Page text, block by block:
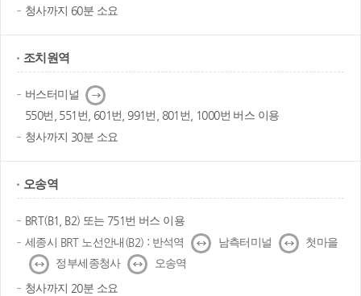
청사까지 60분 소요
조치원역
버스터미널 다
음
550번, 551번, 601번, 991번, 801번, 1000번 버스 이용
청사까지 30분 소요
오송역
BRT(B1, B2) 또는 751번 버스 이용
세종시 BRT 노선안내(B2) : 반석역
↔ 남측터미널 ↔
첫마을
↔
정부세종청사 ↔
오송역
청사까지 20분 소요